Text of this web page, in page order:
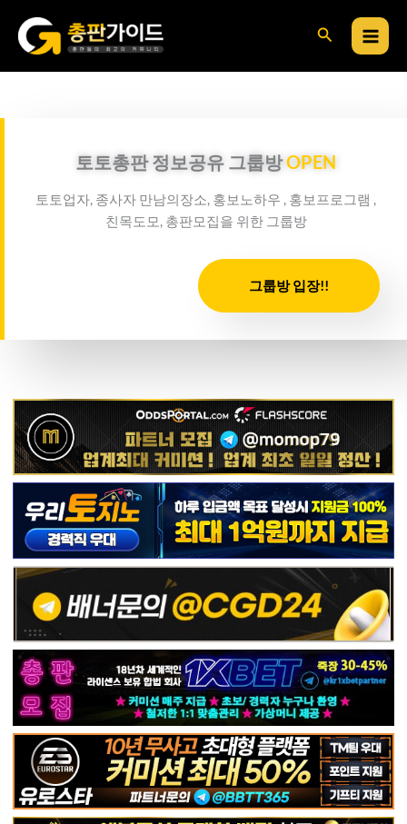
너
검
토토총판 정보공유 그룹방OPEN
토토업자, 종사자 만남의장소, 홍보노하우 , 홍보프로그램 ,
친목도모, 총판모집을 위한 그룹방
그룹방 입장!!